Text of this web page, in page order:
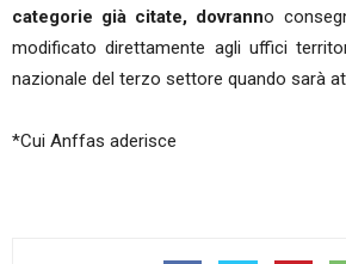
categorie già citate, dovranno
modificato direttamente agli uffici
nazionale del terzo settore quando sarà
*Cui Anffas aderisce